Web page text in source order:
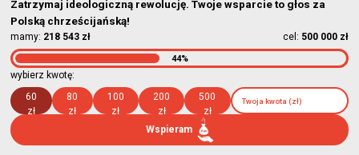
Zatrzymaj ideologiczną rewolucję. Twoje wsparcie to głos za
Polską chrześcijańską!
mamy: 218 543 zł cel: 500 000 zł
44%
wybierz kwotę:
60
zł
80
zł
100
zł
200
zł
500
zł
Wspieram